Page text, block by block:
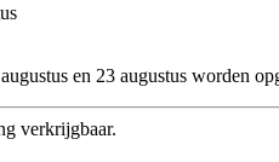
en 23 augustus worden
verkrijgbaar.